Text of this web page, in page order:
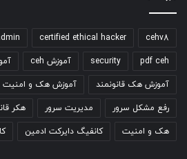
cehv8
certified ethical hacker
pdf ceh
security آموزش ceh
آموزش هک قانونمند آموزش هک و امنیت
رفع مشکل سرور مدیریت سرور هکر
هک و امنیت کانفیگ دایرکت ادمین